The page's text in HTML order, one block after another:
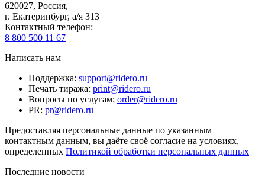
620027, Россия,
г. Екатеринбург, а/я 313
Контактный телефон:
8 800 500 11 67
Написать нам
Поддержка: support@ridero.ru
Печать тиража: print@ridero.ru
Вопросы по услугам: order@ridero.ru
PR: pr@ridero.ru
Предоставляя персональные данные по указанным
контактным данным, вы даёте своё согласие на условиях,
определенных Политикой обработки персональных данных
Последние новости